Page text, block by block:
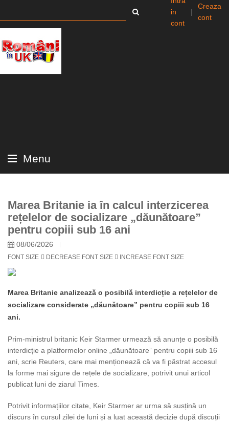
in
cont
|
Creaza
cont
Menu
Marea Britanie ia în calcul interzicerea
rețelelor de socializare „dăunătoare”
pentru copiii sub 16 ani
08/06/2026
FONT SIZE DECREASE FONT SIZE INCREASE FONT SIZE
Marea Britanie analizează o posibilă interdicție a rețelelor de
socializare considerate „dăunătoare” pentru copiii sub 16
ani.
Prim-ministrul britanic Keir Starmer urmează să anunțe o posibilă
interdicție a platformelor online „dăunătoare” pentru copiii sub 16
ani, scrie Reuters, care mai menționează că va fi păstrat accesul
la forme mai sigure de rețele de socializare, potrivit unui articol
publicat luni de ziarul Times.
Potrivit informațiilor citate, Keir Starmer ar urma să susțină un
discurs în cursul zilei de luni și a luat această decizie după discuții